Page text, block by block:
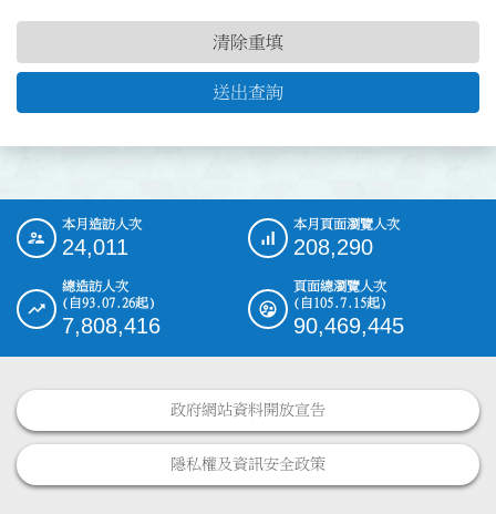
送出查詢
清除重填
::: 本月造訪人次
24,011
本月頁面瀏覽人次
208,290
總造訪人次
(自93.07.26起)
7,808,416
頁面總瀏覽人次
(自105.7.15起)
90,469,445
政府網站資料開放宣告
隱私權及資訊安全政策